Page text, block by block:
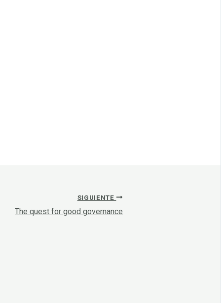
SIGUIENTE
The quest for good governance